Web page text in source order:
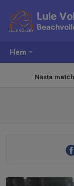
Hem
Lule
Nästa match